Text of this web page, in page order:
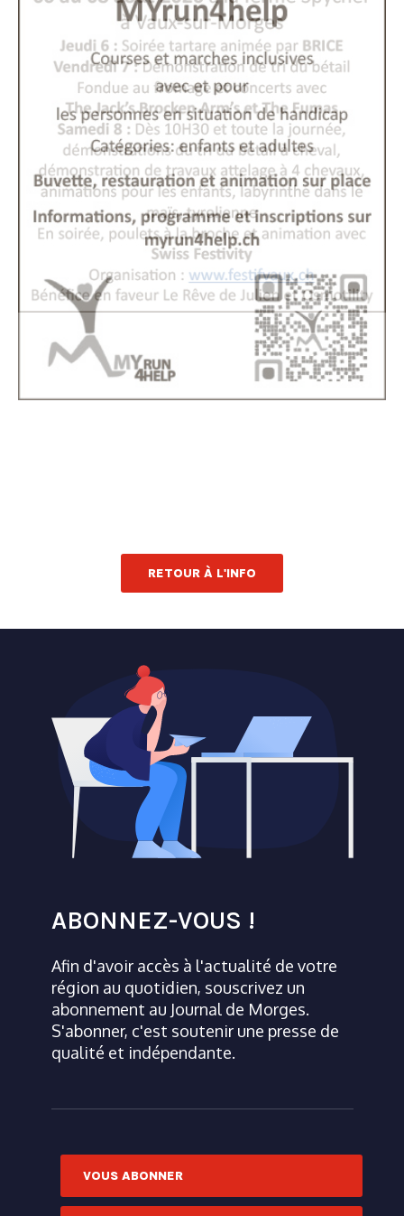
RETOUR À L'INFO
ABONNEZ-VOUS !
Afin d'avoir accès à l'actualité de votre
région au quotidien, souscrivez un
abonnement au Journal de Morges.
S'abonner, c'est soutenir une presse de
qualité et indépendante.
VOUS ABONNER